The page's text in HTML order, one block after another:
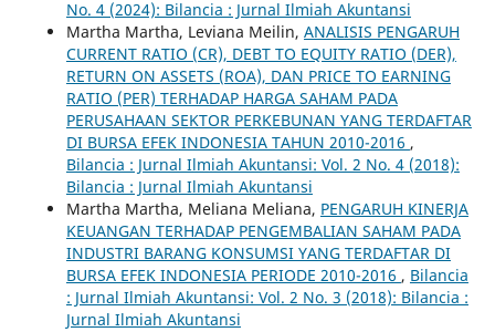
No. 4 (2024): Bilancia : Jurnal Ilmiah Akuntansi
Martha Martha, Leviana Meilin, ANALISIS PENGARUH
CURRENT RATIO (CR), DEBT TO EQUITY RATIO (DER),
RETURN ON ASSETS (ROA), DAN PRICE TO EARNING
RATIO (PER) TERHADAP HARGA SAHAM PADA
PERUSAHAAN SEKTOR PERKEBUNAN YANG TERDAFTAR
DI BURSA EFEK INDONESIA TAHUN 2010-2016 ,
Bilancia : Jurnal Ilmiah Akuntansi: Vol. 2 No. 4 (2018):
Bilancia : Jurnal Ilmiah Akuntansi
Martha Martha, Meliana Meliana, PENGARUH KINERJA
KEUANGAN TERHADAP PENGEMBALIAN SAHAM PADA
INDUSTRI BARANG KONSUMSI YANG TERDAFTAR DI
BURSA EFEK INDONESIA PERIODE 2010-2016 , Bilancia
: Jurnal Ilmiah Akuntansi: Vol. 2 No. 3 (2018): Bilancia :
Jurnal Ilmiah Akuntansi